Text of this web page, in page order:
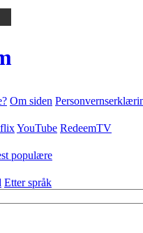
Om siden
YouTube RedeemTV
populære
Etter språk